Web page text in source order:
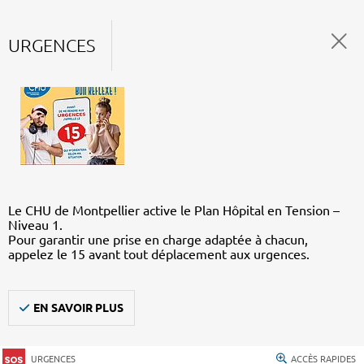
URGENCES
Le CHU de Montpellier active le Plan Hôpital en Tension –
Niveau 1.
Pour garantir une prise en charge adaptée à chacun,
appelez le 15 avant tout déplacement aux urgences.
EN SAVOIR PLUS
URGENCES ACCÈS RAPIDES